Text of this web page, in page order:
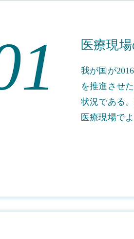
医療現
我が国が
を推進させ
状況である
医療現場で